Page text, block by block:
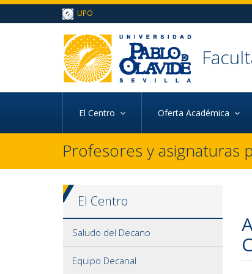
Ir al contenido principal de la página (alt + s)
Ir a la cabecera de la página (alt + c)
Ir al pie de la página (alt + p)
Ir al menú principal (alt + u)
UPO
El Centro Oferta Académica
Profesores y asignaturas
El Centro
Saludo del Decano
Equipo Decanal